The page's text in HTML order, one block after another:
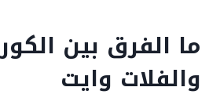
ما الفرق بين
والفلات وايت